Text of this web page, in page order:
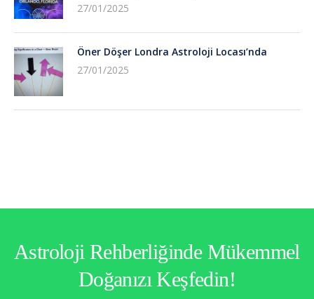
27/01/2025
Öner Döşer Londra Astroloji Locası’nda
27/01/2025
Astroloji Rehberliğinde Mükemmel
Doğanızı Keşfedin!